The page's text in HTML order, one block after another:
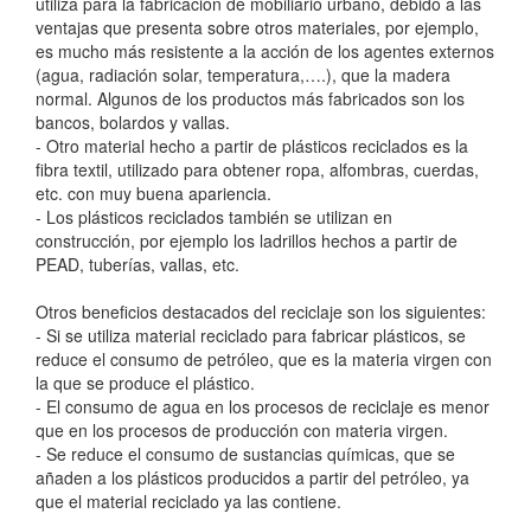
ventajas que presenta sobre otros materiales, por ejemplo,
es mucho más resistente a la acción de los agentes externos
(agua, radiación solar, temperatura,….), que la madera
normal. Algunos de los productos más fabricados son los
bancos, bolardos y vallas.
- Otro material hecho a partir de plásticos reciclados es la
fibra textil, utilizado para obtener ropa, alfombras, cuerdas,
etc. con muy buena apariencia.
- Los plásticos reciclados también se utilizan en
construcción, por ejemplo los ladrillos hechos a partir de
PEAD, tuberías, vallas, etc.
Otros beneficios destacados del reciclaje son los siguientes:
- Si se utiliza material reciclado para fabricar plásticos, se
reduce el consumo de petróleo, que es la materia virgen con
la que se produce el plástico.
- El consumo de agua en los procesos de reciclaje es menor
que en los procesos de producción con materia virgen.
- Se reduce el consumo de sustancias químicas, que se
añaden a los plásticos producidos a partir del petróleo, ya
que el material reciclado ya las contiene.